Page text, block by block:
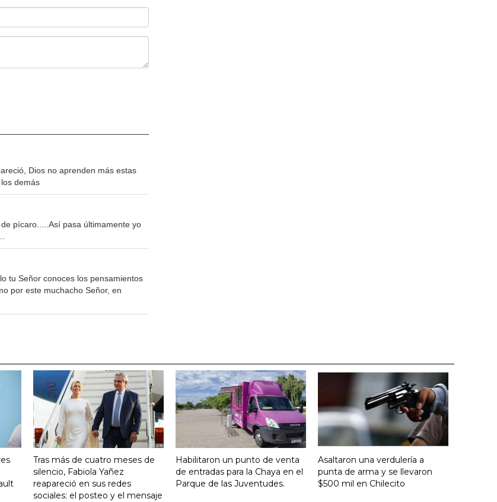
Dios no aprenden más estas
demás
pícaro.....Así pasa últimamente yo
tu Señor conoces los pensamientos
por este muchacho Señor, en
Tras más de cuatro meses de
silencio, Fabiola Yañez
reapareció en sus redes
sociales: el posteo y el mensaje
Habilitaron un punto de venta
de entradas para la Chaya en el
Parque de las Juventudes.
Asaltaron una verdulería a
punta de arma y se llevaron
$500 mil en Chilecito